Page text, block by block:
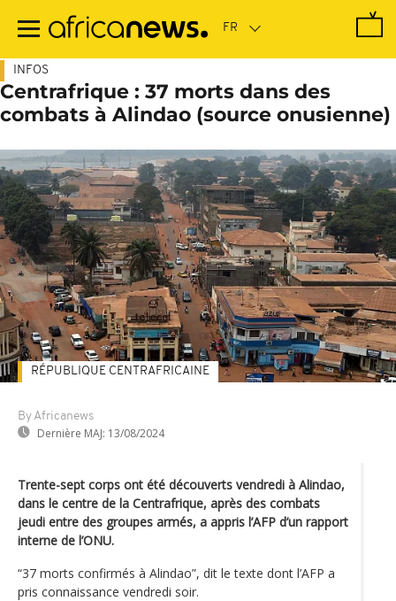
contenu
INFOS
Centrafrique : 37 morts dans des
combats à Alindao (source onusienne)
By Africanews
Dernière MAJ: 13/08/2024
RÉPUBLIQUE CENTRAFRICAINE
Trente-sept corps ont été découverts vendredi à Alindao,
dans le centre de la Centrafrique, après des combats
jeudi entre des groupes armés, a appris l’AFP d’un rapport
interne de l’ONU.
“37 morts confirmés à Alindao”, dit le texte dont l’AFP a
pris connaissance vendredi soir.